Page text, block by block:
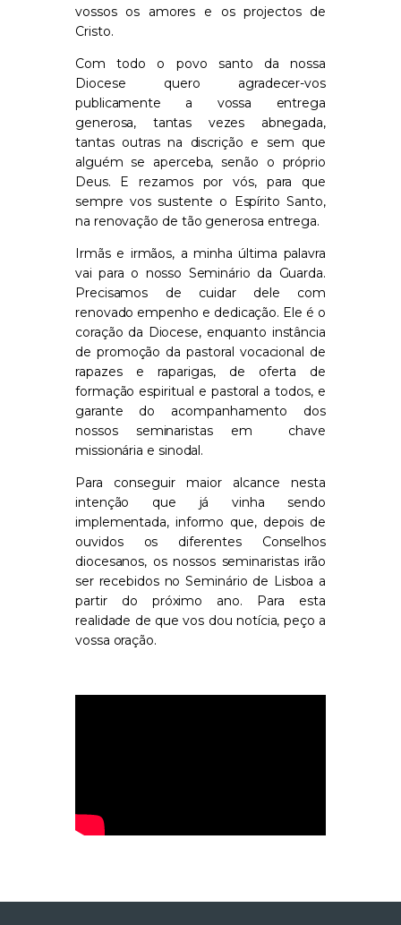
vossos os amores e os projectos de
Cristo.
Com todo o povo santo da nossa
Diocese quero agradecer-vos
publicamente a vossa entrega
generosa, tantas vezes abnegada,
tantas outras na discrição e sem que
alguém se aperceba, senão o próprio
Deus. E rezamos por vós, para que
sempre vos sustente o Espírito Santo,
na renovação de tão generosa entrega.
Irmãs e irmãos, a minha última palavra
vai para o nosso Seminário da Guarda.
Precisamos de cuidar dele com
renovado empenho e dedicação. Ele é o
coração da Diocese, enquanto instância
de promoção da pastoral vocacional de
rapazes e raparigas, de oferta de
formação espiritual e pastoral a todos, e
garante do acompanhamento dos
nossos seminaristas em
chave
missionária e sinodal.
Para conseguir maior alcance nesta
intenção que já vinha sendo
implementada, informo que, depois de
ouvidos os diferentes Conselhos
diocesanos, os nossos seminaristas irão
ser recebidos no Seminário de Lisboa a
partir do próximo ano. Para esta
realidade de que vos dou notícia, peço a
vossa oração.